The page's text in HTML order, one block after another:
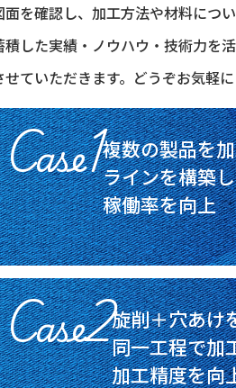
面を確認し、加工方法や材料につ
積した実績・ノウハウ・技術力を
せていただきます。どうぞお気軽に
Case1複数の製品を
ラインを構築し
稼働率を向上
Case2旋削＋穴あけ
同一工程で加
加工精度を向